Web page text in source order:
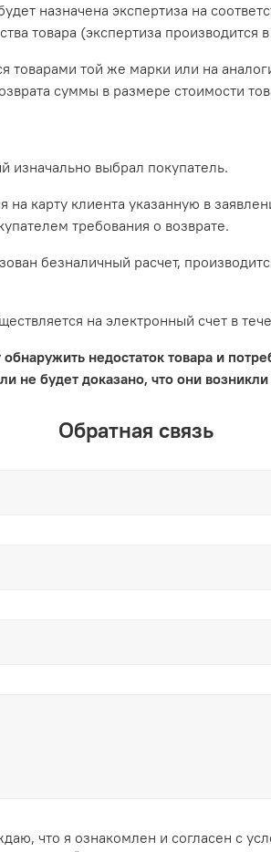
назначена экспертиза на
товара (экспертиза производится
той же марки или на
суммы в размере стоимости
изначально выбрал покупатель.
карту клиента указанную в
требования о возврате.
безналичный расчет,
на электронный счет в
недостаток товара и
не будет доказано, что они
Обратная связь
что я ознакомлен и согласен с